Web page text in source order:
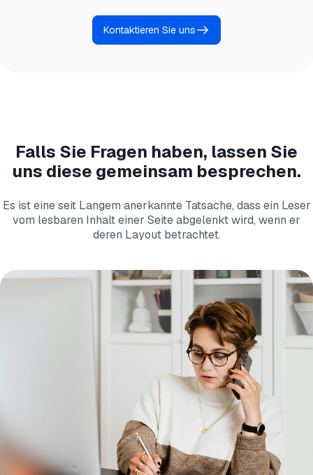
Kontaktieren Sie uns
Falls Sie Fragen haben, lassen Sie
uns diese gemeinsam besprechen.
Es ist eine seit Langem anerkannte Tatsache, dass ein Leser
vom lesbaren Inhalt einer Seite abgelenkt wird, wenn er
deren Layout betrachtet.